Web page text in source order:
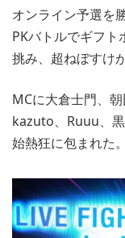
オンライン予選を
PKバトルでギフト
挑み、超ねぼすけ
MCに大倉士門、
kazuto、Ruuu、
始熱狂に包まれた。